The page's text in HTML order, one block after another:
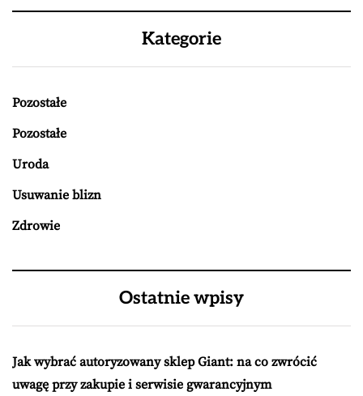
Kategorie
Pozostałe
Pozostałe
Uroda
Usuwanie blizn
Zdrowie
Ostatnie wpisy
Jak wybrać autoryzowany sklep Giant: na co zwrócić
uwagę przy zakupie i serwisie gwarancyjnym